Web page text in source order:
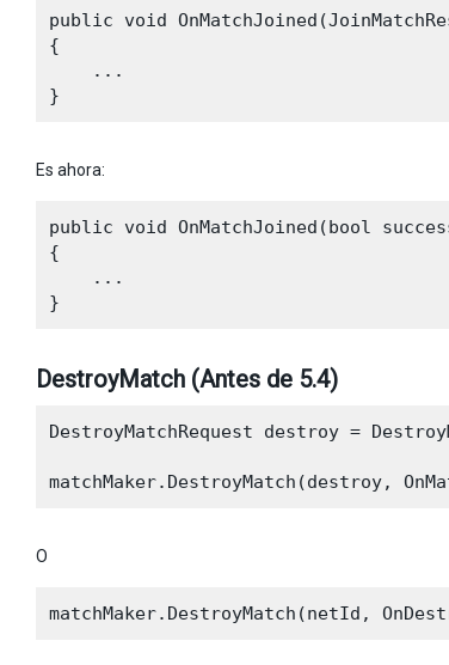
public void
{
    ...
Es ahora:
public void OnMatchJoined(bool
{
    ...
DestroyMatch (Antes de 5.4)
DestroyMatchRequest destroy =
O